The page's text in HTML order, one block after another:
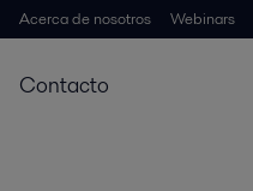
Acerca de nosotros Webinars
Contacto